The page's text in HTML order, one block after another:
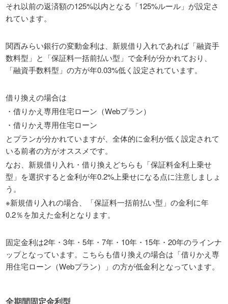
それ以前の返済額の125%以内となる「125%ルール」が設定さ
れています。
関西みらい銀行の変動金利は、新規借り入れであれば「融資手
数料型」と「保証料一括前払い型」で金利が分かれており、
「融資手数料型」の方が年0.03%低く設定されています。
借り換えの場合は
・借りかえ専用住宅ローン（Webプラン）
・借りかえ専用住宅ローン
とプランが分かれていますが、全体的に金利が低く設定されて
いる前者の方がオススメです。
なお、新規借り入れ・借り換えどちらも「保証料金利上乗せ
型」を選択すると金利が年0.2%上乗せになる点に注意しましょ
う。
※新規借り入れの場合、「保証料一括前払い型」の金利に年
0.2％を加えた金利となります。
固定金利は2年・3年・5年・7年・10年・15年・20年のラインナ
ップとなっています。こちらも借り換えの場合は「借りかえ専
用住宅ローン（Webプラン）」の方が低金利となっています。
全期間固定金利型